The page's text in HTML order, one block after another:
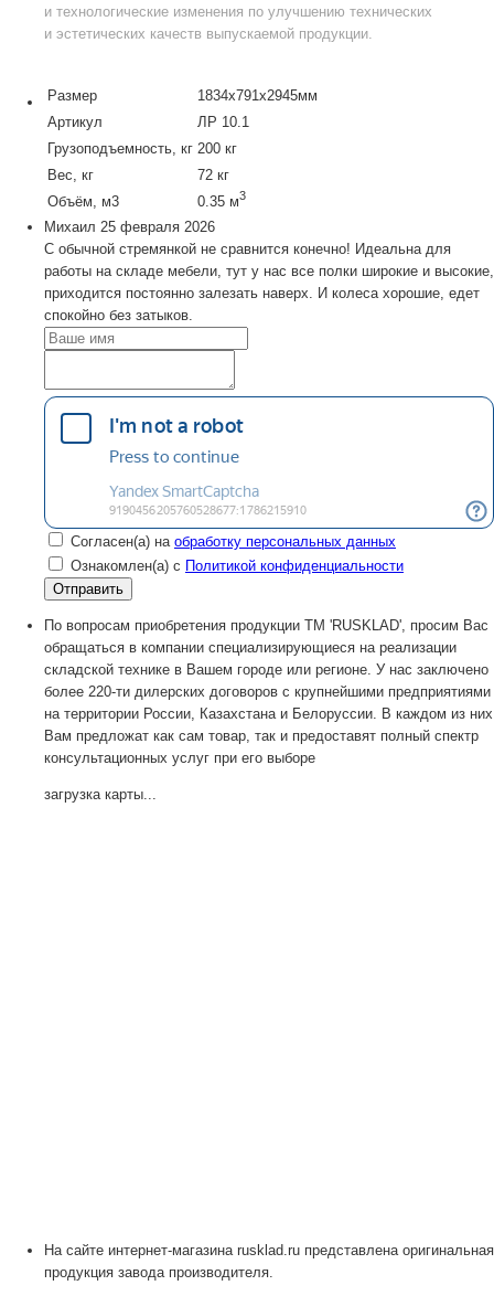
и технологические изменения по улучшению технических
и эстетических качеств выпускаемой продукции.
Размер
1834х791х2945мм
Артикул
ЛР 10.1
Грузоподъемность, кг 200 кг
Вес, кг
72 кг
Объём, м3
0.35 м3
Михаил 25 февраля 2026
С обычной стремянкой не сравнится конечно! Идеальна для
работы на складе мебели, тут у нас все полки широкие и высокие,
приходится постоянно залезать наверх. И колеса хорошие, едет
спокойно без затыков.
Согласен(а) на обработку персональных данных
Ознакомлен(а) с Политикой конфиденциальности
По вопросам приобретения продукции TM 'RUSKLAD', просим Вас
обращаться в компании специализирующиеся на реализации
складской технике в Вашем городе или регионе. У нас заключено
более 220-ти дилерских договоров с крупнейшими предприятиями
на территории России, Казахстана и Белоруссии. В каждом из них
Вам предложат как сам товар, так и предоставят полный спектр
консультационных услуг при его выборе
загрузка карты...
На сайте интернет-магазина rusklad.ru представлена оригинальная
продукция завода производителя.